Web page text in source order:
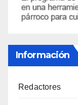
Información
Redactores